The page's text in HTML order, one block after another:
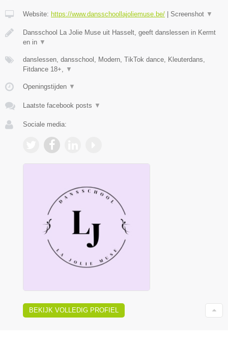
Website: https://www.dansschoollajoliemuse.be/ Screenshot ▼
Dansschool La Jolie Muse uit Hasselt, geeft danslessen in Kermt
en in ▼
danslessen, dansschool, Modern, TikTok dance, Kleuterdans,
Fitdance 18+, ▼
Openingstijden ▼
Laatste facebook posts ▼
Sociale media:
BEKIJK VOLLEDIG PROFIEL